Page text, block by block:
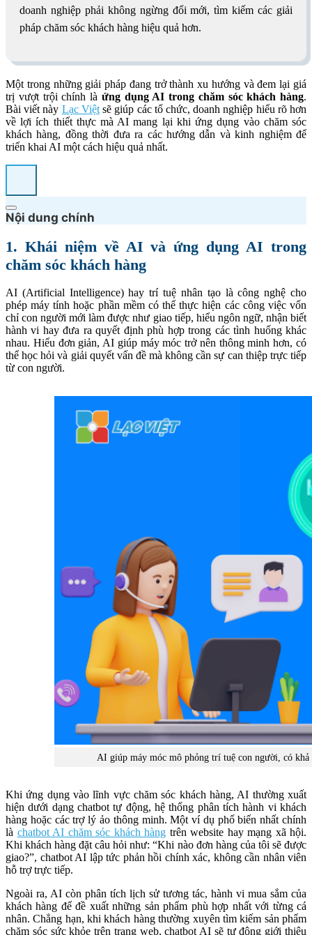
doanh nghiệp phải không ngừng đổi mới, tìm kiếm các giải
pháp chăm sóc khách hàng hiệu quả hơn.
Một trong những giải pháp đang trở thành xu hướng và đem lại giá
trị vượt trội chính là ứng dụng AI trong chăm sóc khách hàng.
Bài viết này Lạc Việtsẽ giúp các tổ chức, doanh nghiệp hiểu rõ hơn
về lợi ích thiết thực mà AI mang lại khi ứng dụng vào chăm sóc
khách hàng, đồng thời đưa ra các hướng dẫn và kinh nghiệm để
triển khai AI một cách hiệu quả nhất.
Nội dung chính
1. Khái niệm về AI và ứng dụng AI trong
chăm sóc khách hàng
AI (Artificial Intelligence) hay trí tuệ nhân tạo là công nghệ cho
phép máy tính hoặc phần mềm có thể thực hiện các công việc vốn
chỉ con người mới làm được như giao tiếp, hiểu ngôn ngữ, nhận biết
hành vi hay đưa ra quyết định phù hợp trong các tình huống khác
nhau. Hiểu đơn giản, AI giúp máy móc trở nên thông minh hơn, có
thể học hỏi và giải quyết vấn đề mà không cần sự can thiệp trực tiếp
từ con người.
AI giúp máy móc mô phỏng trí tuệ con người, có
Khi ứng dụng vào lĩnh vực chăm sóc khách hàng, AI thường xuất
hiện dưới dạng chatbot tự động, hệ thống phân tích hành vi khách
hàng hoặc các trợ lý ảo thông minh. Một ví dụ phổ biến nhất chính
là chatbot AI chăm sóc khách hàng trên website hay mạng xã hội.
Khi khách hàng đặt câu hỏi như: “Khi nào đơn hàng của tôi sẽ được
giao?”, chatbot AI lập tức phản hồi chính xác, không cần nhân viên
hỗ trợ trực tiếp.
Ngoài ra, AI còn phân tích lịch sử tương tác, hành vi mua sắm của
khách hàng để đề xuất những sản phẩm phù hợp nhất với từng cá
nhân. Chẳng hạn, khi khách hàng thường xuyên tìm kiếm sản phẩm
chăm sóc sức khỏe trên trang web, chatbot AI sẽ tự động giới thiệu